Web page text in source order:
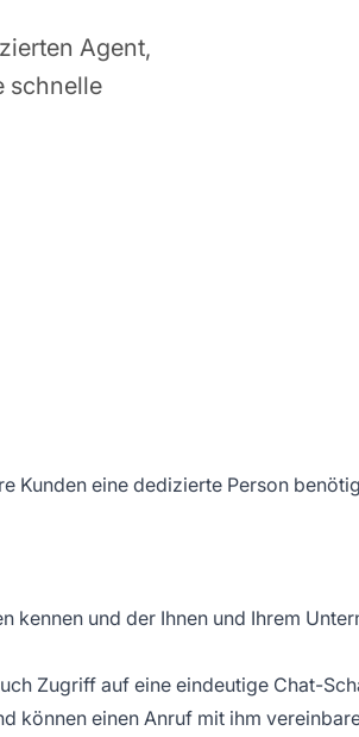
Agent,
schnelle
Kunden eine dedizierte Person
kennen und der Ihnen und Ihrem
Zugriff auf eine eindeutige Chat-
können einen Anruf mit ihm